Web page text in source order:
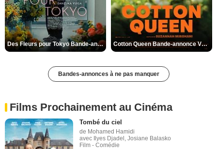
Des Fleurs pour Tokyo Bande-annonce VO STFR Cotton Queen Bande-annonce VO STFR
Bandes-annonces à ne pas manquer
Films Prochainement au Cinéma
Tombé du ciel
de Mohamed Hamidi
avec Ilyes Djadel, Josiane Balasko
Film - Comédie